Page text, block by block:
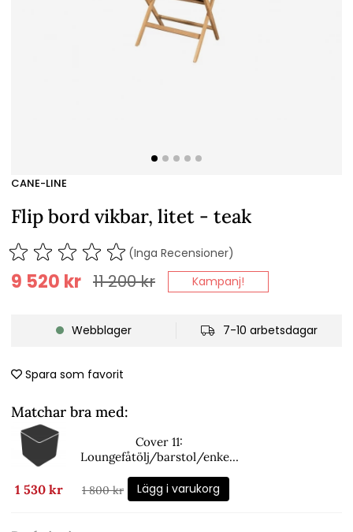
CANE-LINE
Flip bord vikbar, litet - teak
(Inga Recensioner)
11 200kr
9 520 kr Kampanj!
Webblager 7-10 arbetsdagar
Spara som favorit
Matchar bra med:
Cover 11:
Loungefåtölj/barstol/enkel-
1 530 kr 1 800 kr Lägg i varukorg